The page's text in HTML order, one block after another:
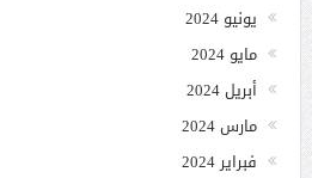
يونيو 2024
مايو 2024
أبريل 2024
مارس 2024
فبراير 2024